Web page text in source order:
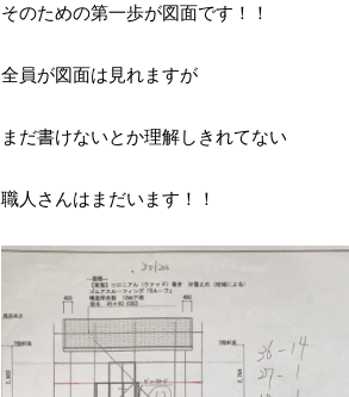
そのための第一歩が図面です！！
全員が図面は見れますが
まだ書けないとか理解しきれてない
職人さんはまだいます！！